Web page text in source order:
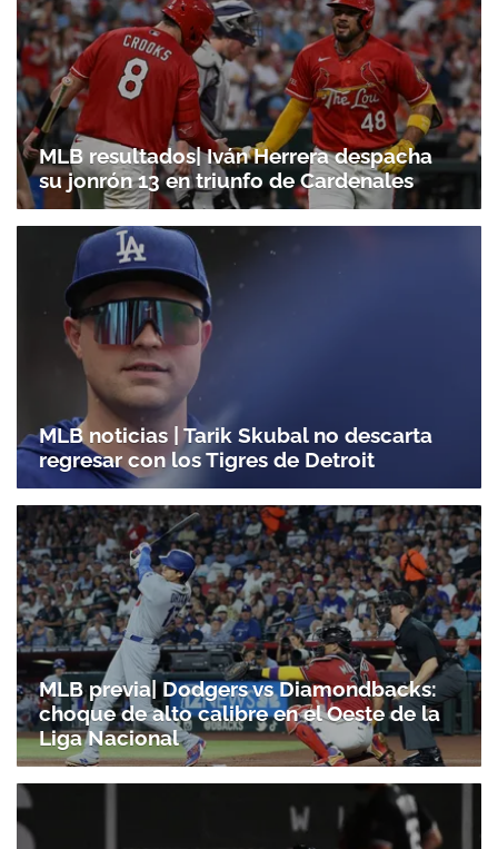
MLB resultados| Iván Herrera despacha
su jonrón 13 en triunfo de Cardenales
MLB noticias | Tarik Skubal no descarta
regresar con los Tigres de Detroit
MLB previa| Dodgers vs Diamondbacks:
choque de alto calibre en el Oeste de la
Liga Nacional